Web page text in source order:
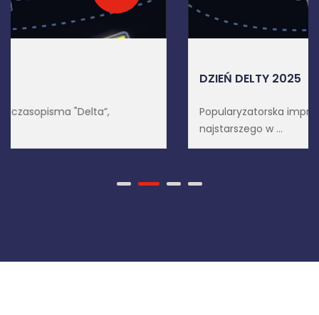
Popularyzatorska impreza czasopisma "Delta”,